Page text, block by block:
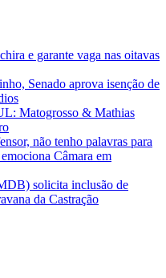
e garante vaga nas oitavas
Senado aprova isenção de
Matogrosso & Mathias
não tenho palavras para
Câmara em
solicita inclusão de
da Castração